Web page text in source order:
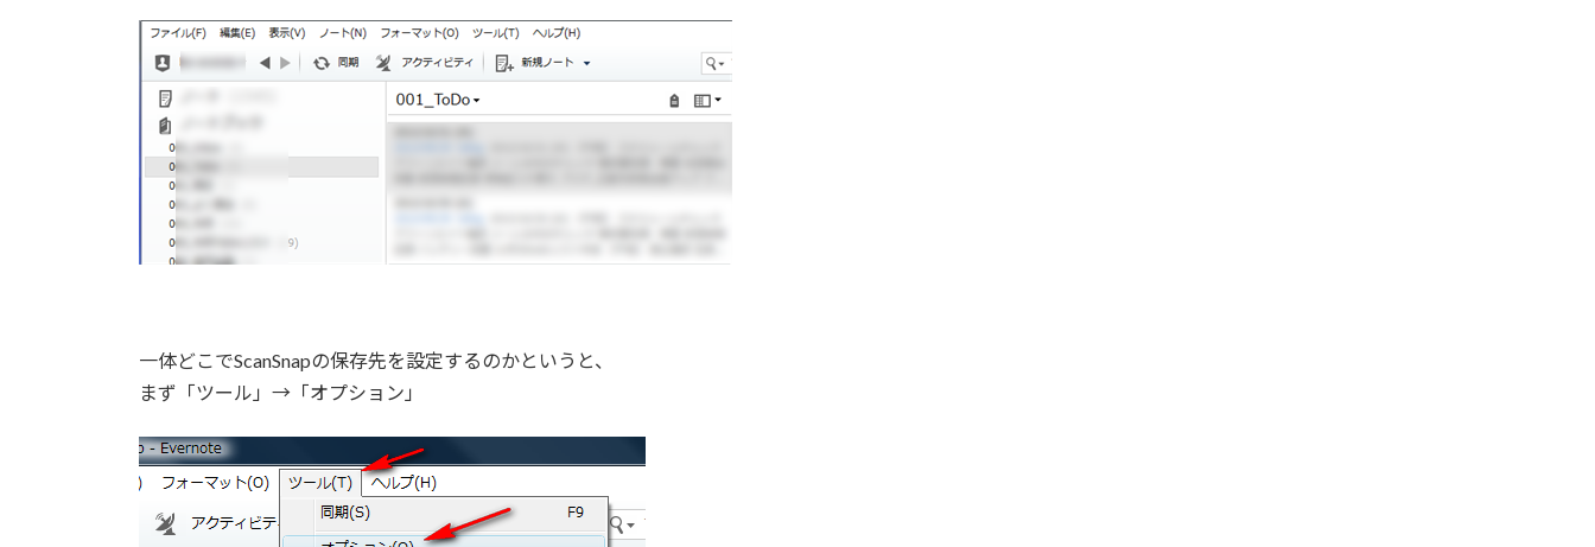
一体どこでScanSnapの保存先を設定するのかというと、
まず「ツール」→「オプション」